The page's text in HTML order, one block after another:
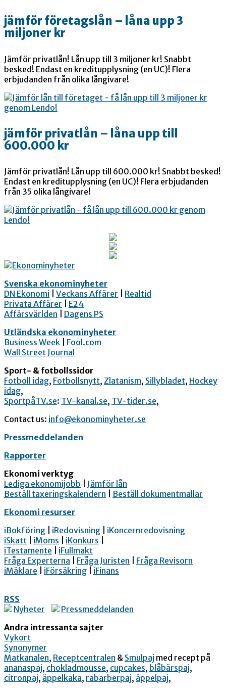
jämför företagslån – låna upp 3
miljoner kr
Jämför privatlån! Lån upp till 3 miljoner kr! Snabbt
besked! Endast en kreditupplysning (en UC)! Flera
erbjudanden från olika långivare!
jämför privatlån – låna upp till
600.000 kr
Jämför privatlån! Lån upp till 600.000 kr! Snabbt besked!
Endast en kreditupplysning (en UC)! Flera erbjudanden
från 35 olika långivare!
Svenska ekonominyheter
DN Ekonomi
Veckans Affärer
Realtid
Privata Affärer
E24
Affärsvärlden
Dagens PS
Utländska ekonominyheter
Business Week
Fool.com
Wall Street Journal
Sport- & fotbollssidor
Fotboll idag, Fotbollsnytt, Zlatanism, Sillybladet, Hockey
idag,
SportpåTV.se: TV-kanal.se, TV-tider.se,
Contact us: info@ekonominyheter.se
Pressmeddelanden
Rapporter
Ekonomi verktyg
Lediga ekonomijobb
Jämför lån
Beställ taxeringskalendern
Beställ dokumentmallar
Ekonomi resurser
iBokföring
iRedovisning
iKoncernredovisning
iSkatt
iMoms iKonkurs
iTestamente
iFullmakt
Fråga Experterna
Fråga Juristen
Fråga Revisorn
iMäklare
iFörsäkring iFinans
RSS
Nyheter
Pressmeddelanden
Andra intressanta sajter
Vykort
Synonymer
Matkanalen, Receptcentralen & Smulpaj med recept på
ananaspaj, chokladmousse, cupcakes, blåbärspaj,
citronpaj, äppelkaka, rabarberpaj, äppelpaj,